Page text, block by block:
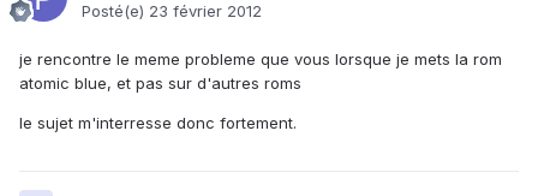
Posté(e) 23 février 2012
je rencontre le meme probleme que vous lorsque je mets la rom
atomic blue, et pas sur d'autres roms
le sujet m'interresse donc fortement.